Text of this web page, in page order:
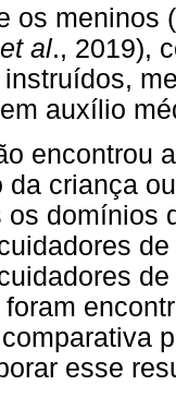
os meninos
et al., 2019),
auxílio
encontrou
da criança
os domínios
esse